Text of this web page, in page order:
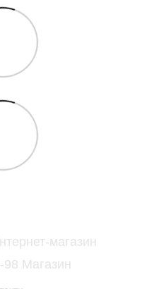
магазин
98 Магазин